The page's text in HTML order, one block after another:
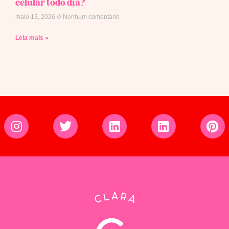
maio 13, 2026 Nenhum comentário
Leia mais »